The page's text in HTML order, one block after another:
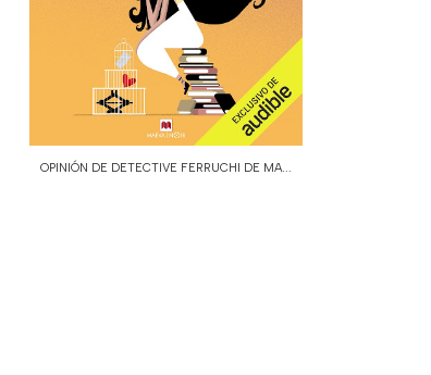
OPINIÓN DE DETECTIVE FERRUCHI DE MA...